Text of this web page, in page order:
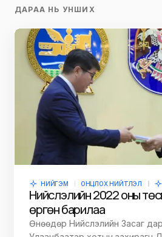
ДАРАА НЬ УНШИХ
НИЙГЭМ ОНЦЛОХ НИЙТЛЭЛ
Нийслэлийн 2022 оны
өргөн барилаа
Өнөөдөр Нийслэлийн Засаг